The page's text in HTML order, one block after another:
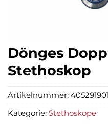
Dönges
Stethoskop
Artikelnummer:
Kategorie: Stethoskope